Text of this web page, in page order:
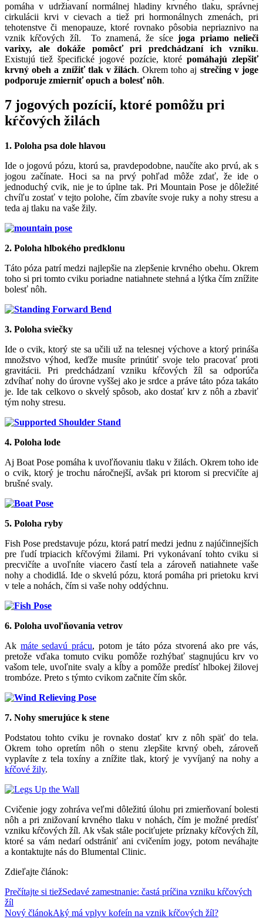
pomáha v udržiavaní normálnej hladiny krvného tlaku, správnej
cirkulácii krvi v cievach a tiež pri hormonálnych zmenách, pri
tehotenstve či menopauze, ktoré rovnako pôsobia nepriaznivo na
vznik kŕčových žíl. To znamená, že sícejoga priamo nelieči
varixy, ale dokáže pomôcť pri predchádzaní ich vzniku.
Existujú tiež špecifické jogové pozície, ktoré pomáhajú zlepšiť
krvný obeh a znížiť tlak v žilách. Okrem toho aj strečing v joge
podporuje zmierniť opuch a bolesť nôh.
7 jogových pozícií, ktoré pomôžu pri
kŕčových žilách
1. Poloha psa dole hlavou
Ide o jogovú pózu, ktorú sa, pravdepodobne, naučíte ako prvú, ak s
jogou začínate. Hoci sa na prvý pohľad môže zdať, že ide o
jednoduchý cvik, nie je to úplne tak. Pri Mountain Pose je dôležité
chvíľu zostať v tejto polohe, čím zbavíte svoje ruky a nohy stresu a
teda aj tlaku na vaše žily.
2. Poloha hlbokého predklonu
Táto póza patrí medzi najlepšie na zlepšenie krvného obehu. Okrem
toho si pri tomto cviku poriadne natiahnete stehná a lýtka čím znížite
bolesť nôh.
3. Poloha sviečky
Ide o cvik, ktorý ste sa učili už na telesnej výchove a ktorý prináša
množstvo výhod, keďže musíte prinútiť svoje telo pracovať proti
gravitácii. Pri predchádzaní vzniku kŕčových žíl sa odporúča
zdvíhať nohy do úrovne vyššej ako je srdce a práve táto póza takáto
je. Ide tak celkovo o skvelý spôsob, ako dostať krv z nôh a zbaviť
tým nohy stresu.
4. Poloha lode
Aj Boat Pose pomáha k uvoľňovaniu tlaku v žilách. Okrem toho ide
o cvik, ktorý je trochu náročnejší, avšak pri ktorom si precvičíte aj
brušné svaly.
5. Poloha ryby
Fish Pose predstavuje pózu, ktorá patrí medzi jednu z najúčinnejších
pre ľudí trpiacich kŕčovými žilami. Pri vykonávaní tohto cviku si
precvičíte a uvoľníte viacero častí tela a zároveň natiahnete vaše
nohy a chodidlá. Ide o skvelú pózu, ktorá pomáha pri prietoku krvi
v tele a nohách, čím si vaše nohy oddýchnu.
6. Poloha uvoľňovania vetrov
Ak máte sedavú prácu, potom je táto póza stvorená ako pre vás,
pretože vďaka tomuto cviku pomôže rozhýbať stagnujúcu krv vo
vašom tele, uvoľnite svaly a kĺby a pomôže predísť hlbokej žilovej
trombóze. Preto s týmto cvikom začnite čím skôr.
7. Nohy smerujúce k stene
Podstatou tohto cviku je rovnako dostať krv z nôh späť do tela.
Okrem toho opretím nôh o stenu zlepšite krvný obeh, zároveň
vyplavíte z tela toxíny a znížite tlak, ktorý je vyvíjaný na nohy a
kŕčové žily.
Cvičenie jogy zohráva veľmi dôležitú úlohu pri zmierňovaní bolesti
nôh a pri znižovaní krvného tlaku v nohách, čím je možné predísť
vzniku kŕčových žíl. Ak však stále pociťujete príznaky kŕčových žíl,
ktoré sa vám nedarí odstrániť ani cvičením jogy, potom neváhajte
a kontaktujte nás do Blumental Clinic.
Zdieľajte článok:
Prečítajte si tiežSedavé zamestnanie: častá príčina vzniku kŕčových
žíl
Nový článokAký má vplyv kofeín na vznik kŕčových žíl?